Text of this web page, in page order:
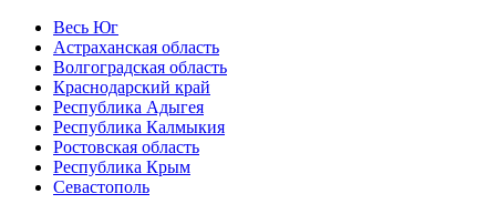
Весь Юг
Астраханская область
Волгоградская область
Краснодарский край
Республика Адыгея
Республика Калмыкия
Ростовская область
Республика Крым
Севастополь